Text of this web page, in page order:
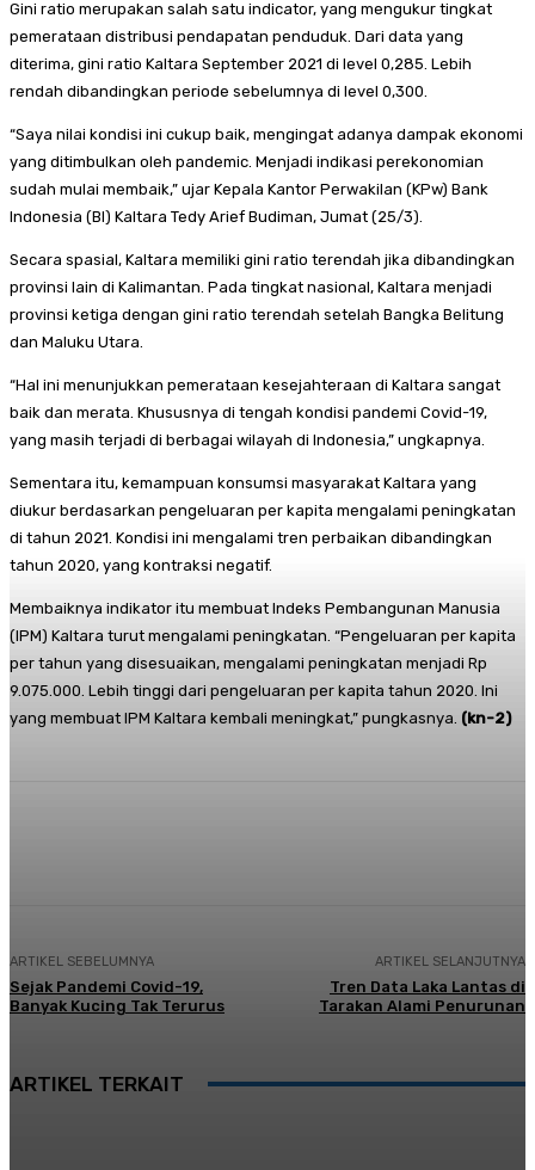
Gini ratio merupakan salah satu indicator, yang mengukur tingkat
pemerataan distribusi pendapatan penduduk. Dari data yang
diterima, gini ratio Kaltara September 2021 di level 0,285. Lebih
rendah dibandingkan periode sebelumnya di level 0,300.
“Saya nilai kondisi ini cukup baik, mengingat adanya dampak ekonomi
yang ditimbulkan oleh pandemic. Menjadi indikasi perekonomian
sudah mulai membaik,” ujar Kepala Kantor Perwakilan (KPw) Bank
Indonesia (BI) Kaltara Tedy Arief Budiman, Jumat (25/3).
Secara spasial, Kaltara memiliki gini ratio terendah jika dibandingkan
provinsi lain di Kalimantan. Pada tingkat nasional, Kaltara menjadi
provinsi ketiga dengan gini ratio terendah setelah Bangka Belitung
dan Maluku Utara.
“Hal ini menunjukkan pemerataan kesejahteraan di Kaltara sangat
baik dan merata. Khususnya di tengah kondisi pandemi Covid-19,
yang masih terjadi di berbagai wilayah di Indonesia,” ungkapnya.
Sementara itu, kemampuan konsumsi masyarakat Kaltara yang
diukur berdasarkan pengeluaran per kapita mengalami peningkatan
di tahun 2021. Kondisi ini mengalami tren perbaikan dibandingkan
tahun 2020, yang kontraksi negatif.
Membaiknya indikator itu membuat Indeks Pembangunan Manusia
(IPM) Kaltara turut mengalami peningkatan. “Pengeluaran per kapita
per tahun yang disesuaikan, mengalami peningkatan menjadi Rp
9.075.000. Lebih tinggi dari pengeluaran per kapita tahun 2020. Ini
yang membuat IPM Kaltara kembali meningkat,” pungkasnya. (kn-2)
ARTIKEL SEBELUMNYA
Sejak Pandemi Covid-19,
Banyak Kucing Tak Terurus
ARTIKEL SELANJUTNYA
Tren Data Laka Lantas di
Tarakan Alami Penurunan
ARTIKEL TERKAIT